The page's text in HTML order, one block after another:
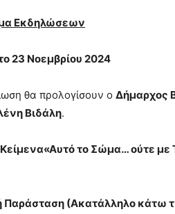
Εκδηλώσεων
23 Νοεμβρίου 2024
θα προλογίσουν ο Δήμαρχος
Βιδάλη.
«Αυτό το Σώμα… ούτε με
Παράσταση (Ακατάλληλο κάτω